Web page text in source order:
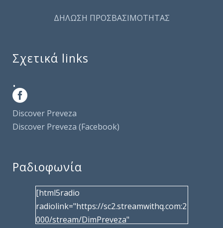
ΔΗΛΩΣΗ ΠΡΟΣΒΑΣΙΜΟΤΗΤΑΣ
Σχετικά links
.
Discover Preveza
Discover Preveza (Facebook)
Ραδιοφωνία
[html5radio
radiolink="https://sc2.streamwithq.com:2
000/stream/DimPreveza"